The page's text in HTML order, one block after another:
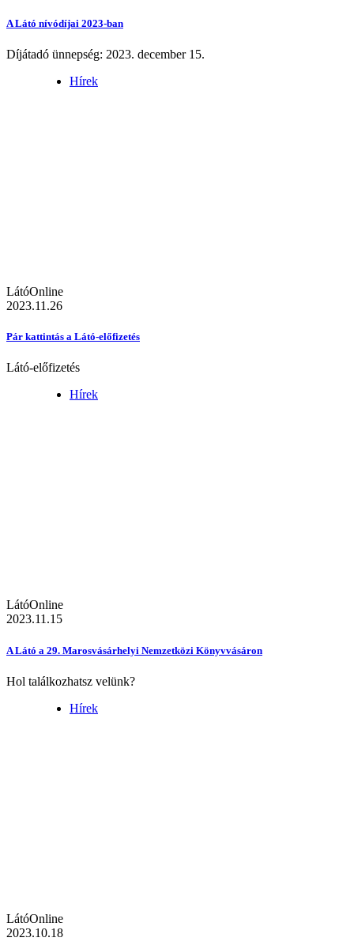
A Látó nívódíjai 2023-ban
Díjátadó ünnepség: 2023. december 15.
Hírek
LátóOnline
2023.11.26
Pár kattintás a Látó-előfizetés
Látó-előfizetés
Hírek
LátóOnline
2023.11.15
A Látó a 29. Marosvásárhelyi Nemzetközi Könyvvásáron
Hol találkozhatsz velünk?
Hírek
LátóOnline
2023.10.18